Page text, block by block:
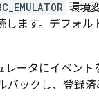
環境
ます。デフォル
レータにイベント
バックし、登録